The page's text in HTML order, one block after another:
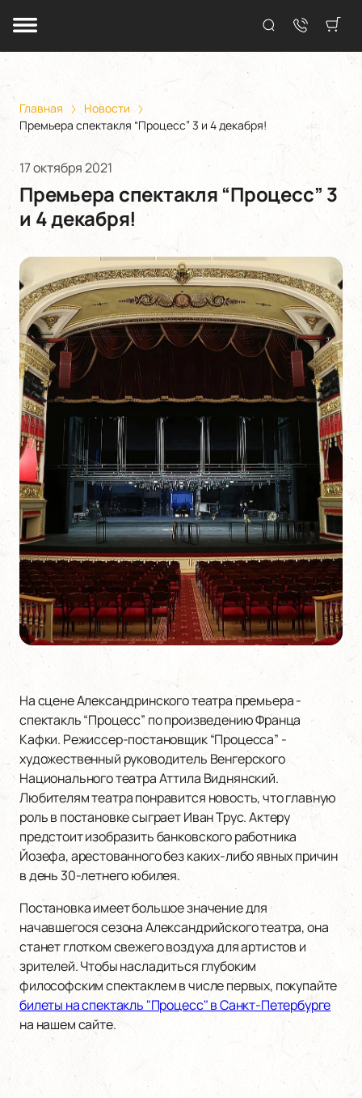
Главная
Новости
Премьера спектакля “Процесс” 3 и 4 декабря!
17 октября 2021
Премьера спектакля “Процесс” 3
и 4 декабря!
На сцене Александринского театра премьера -
спектакль “Процесс” по произведению Франца
Кафки. Режиссер-постановщик “Процесса” -
художественный руководитель Венгерского
Национального театра Аттила Виднянский.
Любителям театра понравится новость, что главную
роль в постановке сыграет Иван Трус. Актеру
предстоит изобразить банковского работника
Йозефа, арестованного без каких-либо явных причин
в день 30-летнего юбилея.
Постановка имеет большое значение для
начавшегося сезона Александрийского театра, она
станет глотком свежего воздуха для артистов и
зрителей. Чтобы насладиться глубоким
философским спектаклем в числе первых, покупайте
билеты на спектакль "Процесс" в Санкт-Петербурге
на нашем сайте.